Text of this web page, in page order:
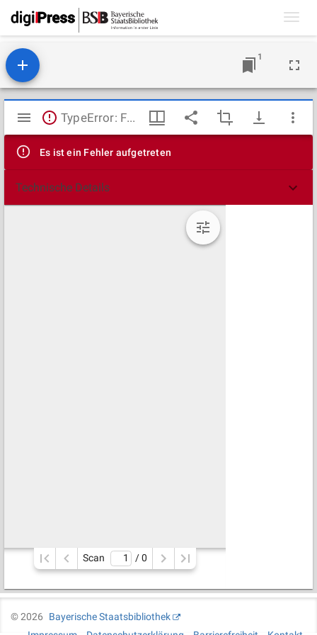
1
Mirador
Viewer
TypeError: Failed to fetch
Es ist ein Fehler aufgetreten
Technische Details
Scan / 0
©2026
Bayerische Staatsbibliothek